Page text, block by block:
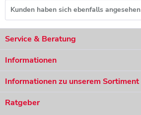
Kunden haben sich ebenfalls angesehen
Service & Beratung
Informationen
Informationen zu unserem Sortiment
Ratgeber